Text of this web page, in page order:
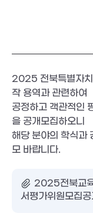
2025 전북특별자치
작 용역과 관련하여
공정하고 객관적인
을 공개모집하오니
해당 분야의 학식과
모 바랍니다.
2025전북교육
서평가위원모집